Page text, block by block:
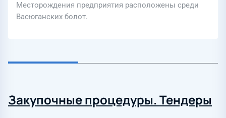
Месторождения предприятия расположены среди
Васюганских болот.
Закупочные процедуры. Тендеры